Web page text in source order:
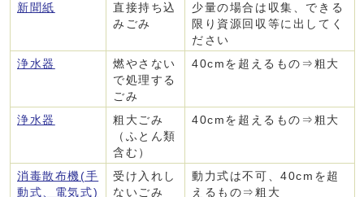
新聞紙
直接持ち込
みごみ
少量の場合は収集、できる
限り資源回収等に出してく
ださい
浄水器
燃やさない
で処理する
ごみ
40cmを超えるもの⇒粗大
浄水器
粗大ごみ
（ふとん類
含む）
40cmを超えるもの⇒粗大
消毒散布機(手
動式、電気式)
受け入れし
ないごみ
動力式は不可、40cmを超
えるもの⇒粗大